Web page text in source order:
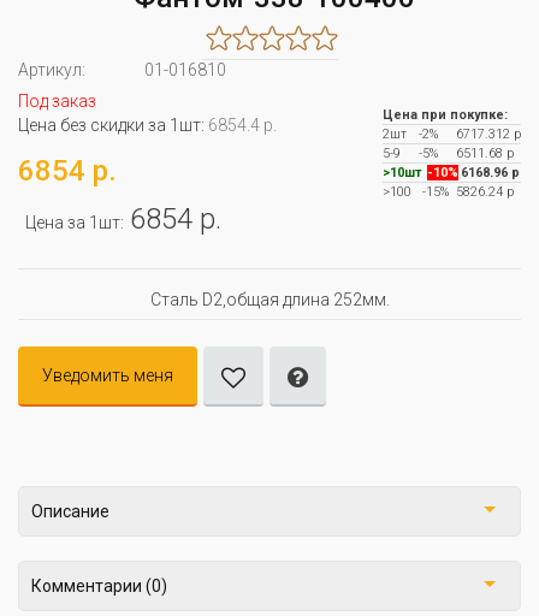
Артикул:
01-016810
Под заказ
Цена без скидки за 1шт: 6854.4 р.
6854 р.
Цена за 1шт: 6854 р.
Цена при покупке:
2шт
-2%
6717.312 р
5-9
-5%
6511.68 р
>10шт -10% 6168.96 р
>100
-15% 5826.24 р
Сталь D2,общая длина 252мм.
Уведомить меня
Описание
Комментарии (0)